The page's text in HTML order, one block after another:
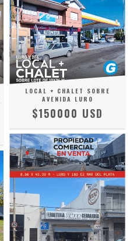
LOCAL + CHALET SOBRE
AVENIDA LURO
$150000 USD